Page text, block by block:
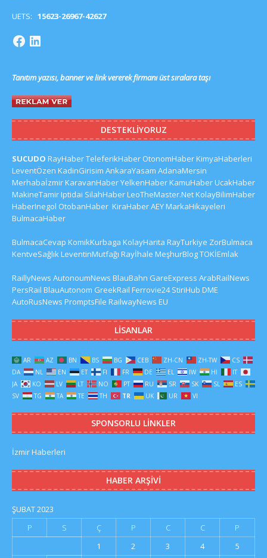
UETS: 15623-26967-42627
Tanıtım yazısı, banner ve link vererek firmanı üst sıralara taşı
DESTEKLIYORUZ
SUCUDO RayHaberTeleferikHaber OtonomHaberKimyaHaberleri
LeventÖzen KadinGirisim AnkaraYasam AdanaMersin
MerhabaİzmirKaravanHaberYelkenHaberKamuHaberUcakHaber
MakineTamirIptidai SilahHaberLeoTheMaster.NetKolayBilimHaber
HaberInegol OtobanHaber KiraHaberAEYMarkaHikayeleri
BulmacaHaber
BulmacaCevap KomikKurbaga KolayHarita RayTurkiye ZorBulmaca
KentveSağlıkLeventinMutfağı Rayİhale MeşhurBlogTOKİEmlak
RaillyNews AutonoumNews BlauBahn GareExpress ArabRailNews
PersRail BlauAutonom GreekRail Ferrovie24 StiriHub DME
AutoRusNews PromptsFile RailwayNews EU
LISANLAR
AR AZ BN BS BG CEB ZH-CN ZH-TW
CS
DA
NL EN ET FI FR DE EL IW HI
IT
JA
KO LV LT NO PT RU SR SK SL
ES
SV
TG TA TE TH TR UK UR VI
SPONSORLU LINKLER
İzmir Haberleri
HABER ARŞIVI
ŞUBAT 2023
P
S Ç P C C
P
1
2 3 4 5